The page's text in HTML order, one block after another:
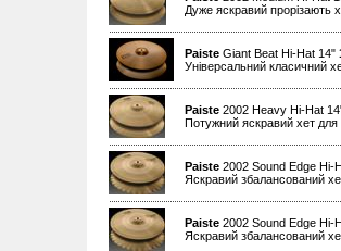
Дуже яскравий прорізають
Paiste Giant Beat Hi-Hat 14"
Універсальний класичний
Paiste 2002 Heavy Hi-Hat
Потужний яскравий хет для
Paiste 2002 Sound Edge Hi-
Яскравий збалансований
Paiste 2002 Sound Edge Hi-
Яскравий збалансований